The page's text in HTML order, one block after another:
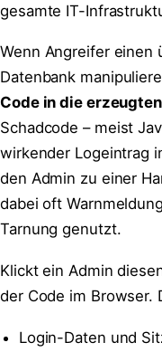
gesamte IT-
Wenn Angreifer einen
Datenbank
Code in die
Schadcode – meist
wirkender Logeintrag
den Admin zu einer
dabei oft
Tarnung genutzt.
Klickt ein Admin
der Code im Browser.
Login-Daten und